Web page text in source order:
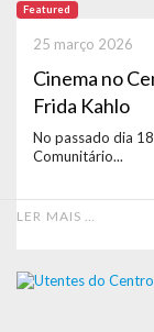
Featured
Cinema no
Frida Kahlo
25 março 2026
No passado dia
Comunitário...
LER MAIS …